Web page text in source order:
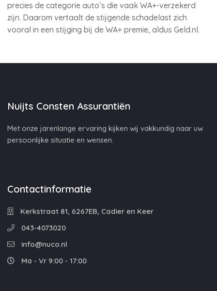
precies de categorie auto’s die vaak WA+-verzekerd
zijn. Daarom vertaalt de stijgende schadelast zich
vooral in een stijging bij de WA+ premie, aldus Geld.nl.
Nuijts Consten Assurantiën
Met onze jarenlange ervaring kijken wij vakkundig naar uw
persoonlijke situatie en wensen.
Contactinformatie
Kerkstraat 81, 6267EB, Cadier en Keer
043-4073020
info@nuco.nl
Ma - Vr 9:00 - 17:00